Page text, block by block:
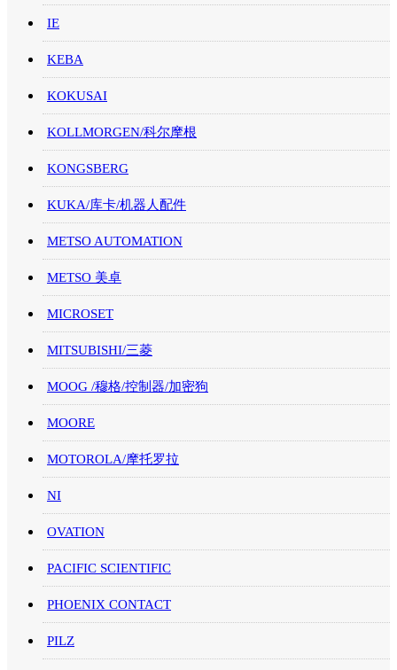
IE
KEBA
KOKUSAI
KOLLMORGEN/科尔摩根
KONGSBERG
KUKA/库卡/机器人配件
METSO AUTOMATION
METSO 美卓
MICROSET
MITSUBISHI/三菱
MOOG /穆格/控制器/加密狗
MOORE
MOTOROLA/摩托罗拉
NI
OVATION
PACIFIC SCIENTIFIC
PHOENIX CONTACT
PILZ